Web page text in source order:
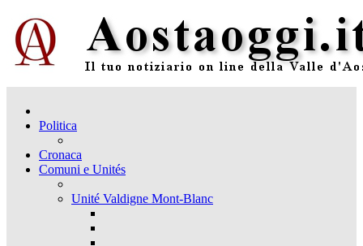
Politica
Cronaca
Comuni e Unités
Unité Valdigne Mont-Blanc